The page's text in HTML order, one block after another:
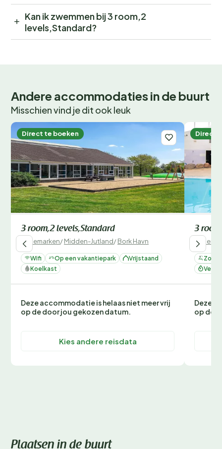
Kan ik zwemmen bij 3 room,2
levels,Standard?
Andere accommodaties in de buurt
Misschien vind je dit ook leuk
Direct te boeken
3 room,2 levels,Standard
Denemarken/Midden-Jutland/Bork Havn
Wifi Op een vakantiepark
Vrijstaand
Koelkast
Deze accommodatie is helaas niet meer vrij
op de door jou gekozen datum.
Kies andere reisdata
Direct
3
Deze
op de
Plaatsen in de buurt